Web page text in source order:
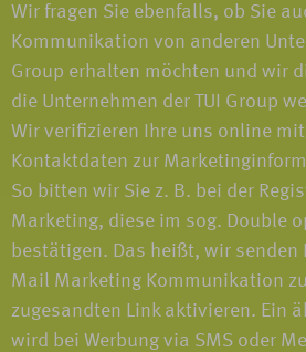
Wir fragen Sie ebenfalls, ob Sie
Kommunikation von anderen
Group erhalten möchten und wir
die Unternehmen der TUI Group
Wir verifizieren Ihre uns online
Kontaktdaten zur
So bitten wir Sie z. B. bei der
Marketing, diese im sog. Double
bestätigen. Das heißt, wir senden
Mail Marketing Kommunikation
zugesandten Link aktivieren. Ein
wird bei Werbung via SMS oder